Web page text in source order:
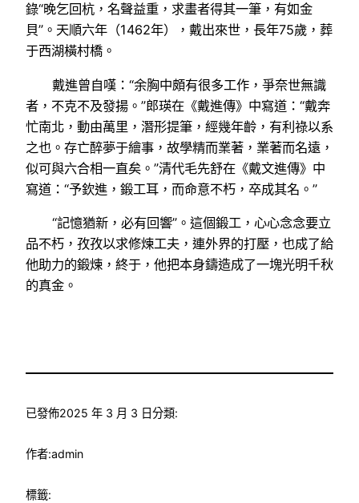
錄“晚乞回杭，名聲益重，求畫者得其一筆，有如金
貝”。天順六年（1462年），戴出來世，長年75歲，葬
于西湖橫村橋。
戴進曾自嘆：“余胸中頗有很多工作，爭奈世無識
者，不克不及發揚。”郎瑛在《戴進傳》中寫道：“戴奔
忙南北，動由萬里，潛形提筆，經幾年齡，有利祿以系
之也。存亡醉夢于繪事，故學精而業著，業著而名遠，
似可與六合相一直矣。”清代毛先舒在《戴文進傳》中
寫道：“予欽進，鍛工耳，而命意不朽，卒成其名。”
“記憶猶新，必有回響”。這個鍛工，心心念念要立
品不朽，孜孜以求修煉工夫，連外界的打壓，也成了給
他助力的鍛煉，終于，他把本身鑄造成了一塊光明千秋
的真金。
已發佈2025 年 3 月 3 日分類:
作者:admin
標籤: